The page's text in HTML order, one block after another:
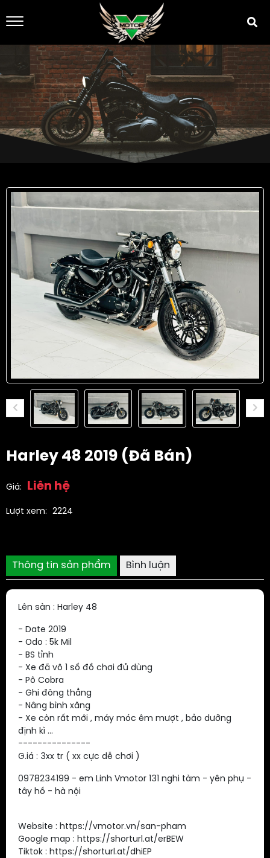
Harley 48 2019 (đã Bán)
Giá: Liên hệ
Lượt xem: 2224
Thông tin sản phẩm Bình luận
Lên sàn : Harley 48
- Date 2019
- Odo : 5k Mil
- BS tỉnh
- Xe đã vô 1 số đồ chơi đủ dùng
- Pô Cobra
- Ghi đông thẳng
- Nâng bình xăng
- Xe còn rất mới , máy móc êm mượt , bảo dưỡng
định kì ...
---------------
G.iá : 3xx tr ( xx cực dễ chơi )
0978234199 - em Linh Vmotor 131 nghi tàm - yên phụ -
tây hồ - hà nội
Website : https://vmotor.vn/san-pham
Google map : https://shorturl.at/erBEW
Tiktok : https://shorturl.at/dhiEP